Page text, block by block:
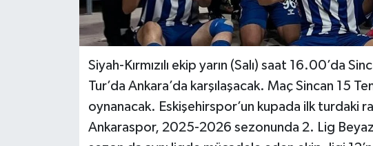
Siyah-Kırmızılı ekip yarın (Salı) saat 16.00’da
Tur’da Ankara’da karşılaşacak. Maç Sincan 15
oynanacak. Eskişehirspor’un kupada ilk turdaki
Ankaraspor, 2025-2026 sezonunda 2. Lig